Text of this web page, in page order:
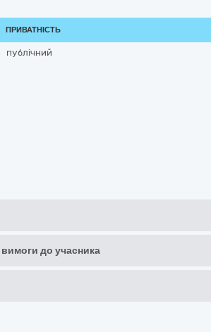
ПРИВАТНІСТЬ
публічний
вимоги до учасника